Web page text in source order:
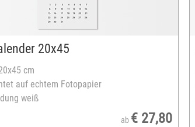
20x45
cm
auf echtem Fotopapier
weiß
ab € 27,80
versandfertig in 3-5 Tagen